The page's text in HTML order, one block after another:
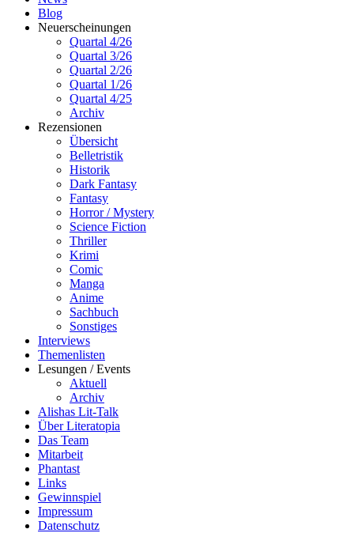
Blog
Neuerscheinungen
Quartal 4/26
Quartal 3/26
Quartal 2/26
Quartal 1/26
Quartal 4/25
Archiv
Rezensionen
Übersicht
Belletristik
Historik
Dark Fantasy
Fantasy
Horror / Mystery
Science Fiction
Thriller
Krimi
Comic
Manga
Anime
Sachbuch
Sonstiges
Interviews
Themenlisten
Lesungen / Events
Aktuell
Archiv
Alishas Lit-Talk
Über Literatopia
Das Team
Mitarbeit
Phantast
Links
Gewinnspiel
Impressum
Datenschutz